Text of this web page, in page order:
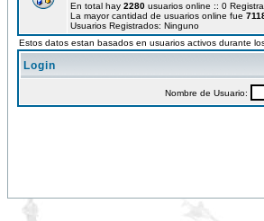
En total hay 2280 usuarios online :: 0
La mayor cantidad de usuarios online fue
Usuarios Registrados: Ninguno
Estos datos estan basados en usuarios activos durante
Login
Nombre de Usuario: